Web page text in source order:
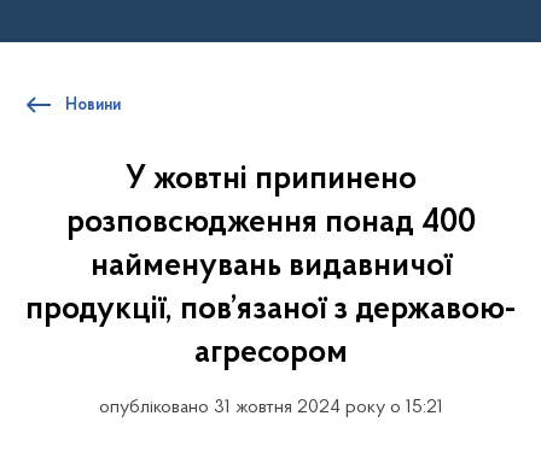
Новини
У жовтні припинено
розповсюдження понад 400
найменувань видавничої
продукції, пов’язаної з державою-
агресором
опубліковано 31 жовтня 2024 року о 15:21